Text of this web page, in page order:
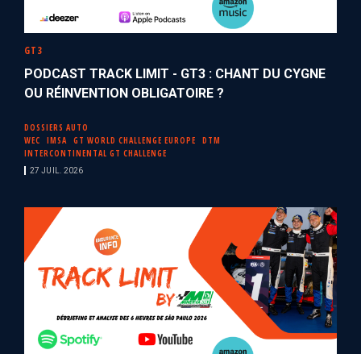
GT3
PODCAST TRACK LIMIT - GT3 : CHANT DU CYGNE
OU RÉINVENTION OBLIGATOIRE ?
DOSSIERS AUTO
WEC
IMSA GT WORLD CHALLENGE EUROPE
DTM
INTERCONTINENTAL GT CHALLENGE
27 JUIL. 2026